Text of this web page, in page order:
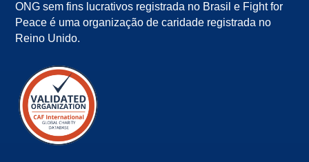
ONG sem fins lucrativos registrada no Brasil e Fight for
Peace é uma organização de caridade registrada no
Reino Unido.